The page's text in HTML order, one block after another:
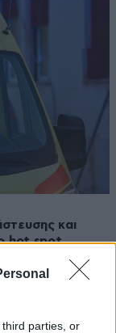
parties, or
και
hot spot